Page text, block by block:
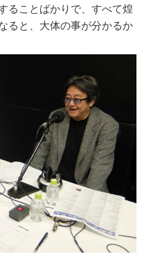
ることばかりで、すべて煌
ると、大体の事が分かるか